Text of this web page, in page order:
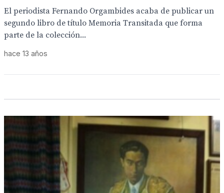
El periodista Fernando Orgambides acaba de publicar un
segundo libro de título Memoria Transitada que forma
parte de la colección...
hace 13 años